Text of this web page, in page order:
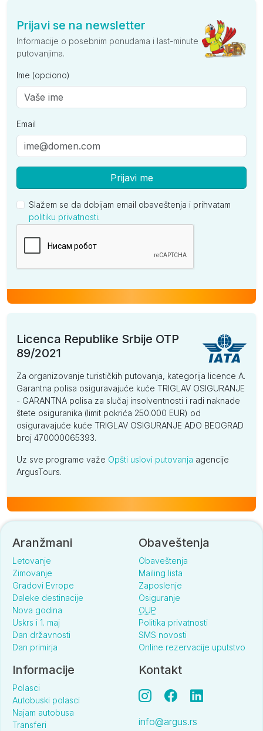
Prijavi se na newsletter
Informacije o posebnim ponudama i last-minute
putovanjima.
Ime (opciono)
Email
Prijavi me
Slažem se da dobijam email obaveštenja i prihvatam
politiku privatnosti.
Licenca Republike Srbije OTP
89/2021
Za organizovanje turističkih putovanja, kategorija licence A.
Garantna polisa osiguravajuće kuće TRIGLAV OSIGURANJE
- GARANTNA polisa za slučaj insolventnosti i radi naknade
štete osiguranika (limit pokrića 250.000 EUR) od
osiguravajuće kuće TRIGLAV OSIGURANJE ADO BEOGRAD
broj 470000065393.
Uz sve programe važe Opšti uslovi putovanja agencije
ArgusTours.
Aranžmani
Letovanje
Zimovanje
Gradovi Evrope
Daleke destinacije
Nova godina
Uskrs i 1. maj
Dan državnosti
Dan primirja
Obaveštenja
Obaveštenja
Mailing lista
Zaposlenje
Osiguranje
OUP
Politika privatnosti
SMS novosti
Online rezervacije uputstvo
Informacije
Polasci
Autobuski polasci
Najam autobusa
Transferi
Kontakt
info@argus.rs